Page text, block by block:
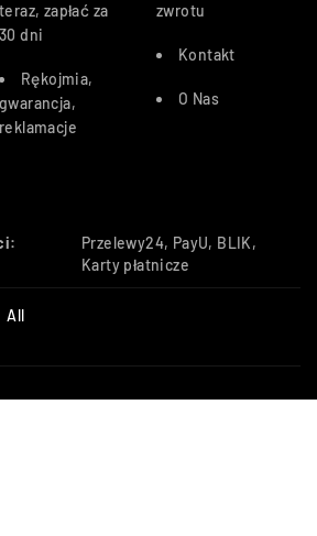
teraz, zapłać za
30 dni
Rękojmia,
gwarancja,
reklamacje
zwrotu
Kontakt
O Nas
Przelewy24, PayU, BLIK,
Karty płatnicze
All